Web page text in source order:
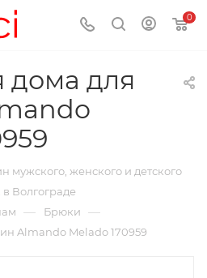
0
дома для
мужского, женского и детского
Волгограде
— Брюки —
Almando Melado 170959